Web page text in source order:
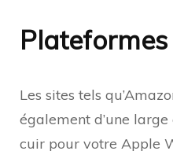
Les sites tels
également d’une
cuir pour votre Apple